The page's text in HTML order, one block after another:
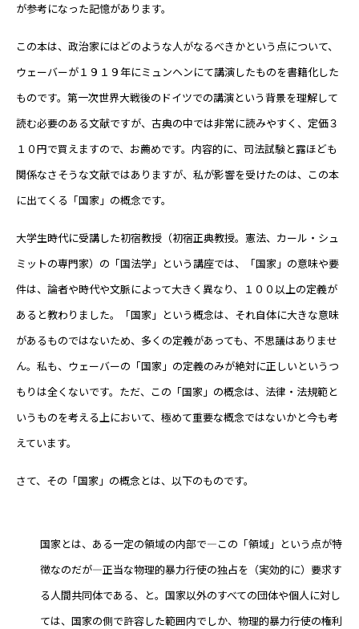
が参考になった記憶があります。
この本は、政治家にはどのような人がなるべきかという点について、
ウェーバーが１９１９年にミュンヘンにて講演したものを書籍化した
ものです。第一次世界大戦後のドイツでの講演という背景を理解して
読む必要のある文献ですが、古典の中では非常に読みやすく、定価３
１０円で買えますので、お薦めです。内容的に、司法試験と露ほども
関係なさそうな文献ではありますが、私が影響を受けたのは、この本
に出てくる「国家」の概念です。
大学生時代に受講した初宿教授（初宿正典教授。憲法、カール・シュ
ミットの専門家）の「国法学」という講座では、「国家」の意味や要
件は、論者や時代や文脈によって大きく異なり、１００以上の定義が
あると教わりました。「国家」という概念は、それ自体に大きな意味
があるものではないため、多くの定義があっても、不思議はありませ
ん。私も、ウェーバーの「国家」の定義のみが絶対に正しいというつ
もりは全くないです。ただ、この「国家」の概念は、法律・法規範と
いうものを考える上において、極めて重要な概念ではないかと今も考
えています。
さて、その「国家」の概念とは、以下のものです。
国家とは、ある一定の領域の内部で―この「領域」という点が特
徴なのだが―正当な物理的暴力行使の独占を（実効的に）要求す
る人間共同体である、と。国家以外のすべての団体や個人に対し
ては、国家の側で許容した範囲内でしか、物理的暴力行使の権利